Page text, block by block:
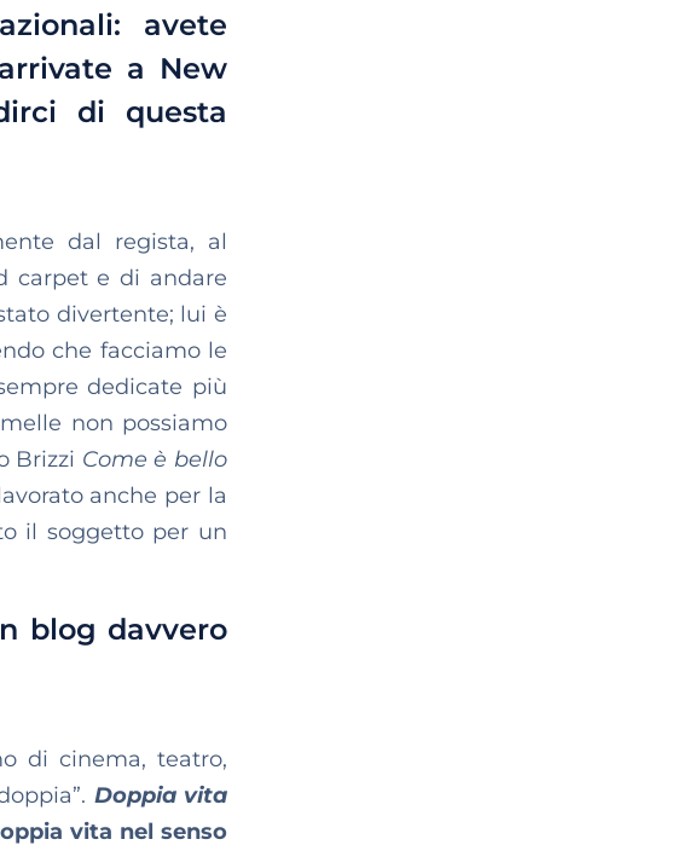
avete
a New
di questa
dal regista, al
carpet e di andare
divertente; lui è
che facciamo le
dedicate più
non possiamo
Brizzi Come è bello
anche per la
il soggetto per un
blog davvero
di cinema, teatro,
Doppia vita
vita nel senso